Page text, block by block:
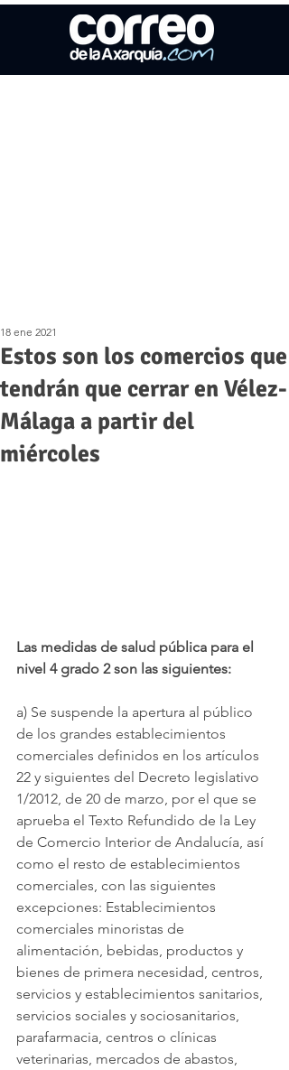
Estos son los comercios que
tendrán que cerrar en Vélez-
Málaga a partir del
miércoles
18 ene 2021
Las medidas de salud pública para el
nivel 4 grado 2 son las siguientes:
a) Se suspende la apertura al público
de los grandes establecimientos
comerciales definidos en los artículos
22 y siguientes del Decreto legislativo
1/2012, de 20 de marzo, por el que se
aprueba el Texto Refundido de la Ley
de Comercio Interior de Andalucía, así
como el resto de establecimientos
comerciales, con las siguientes
excepciones: Establecimientos
comerciales minoristas de
alimentación, bebidas, productos y
bienes de primera necesidad, centros,
servicios y establecimientos sanitarios,
servicios sociales y sociosanitarios,
parafarmacia, centros o clínicas
veterinarias, mercados de abastos,